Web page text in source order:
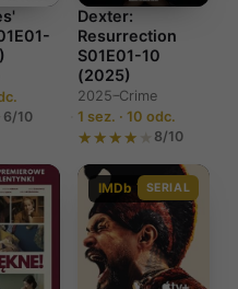
6/10
Dexter:
Resurrection
S01E01-10
(2025)
2025–Crime
1 sez. · 10 odc.
8/10
IMDb 7.5SERIAL